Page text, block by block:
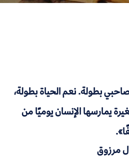
بطولة.نعم الحياة بطولة،
يمارسها الإنسان يوميًا من
»
.
مرزوق